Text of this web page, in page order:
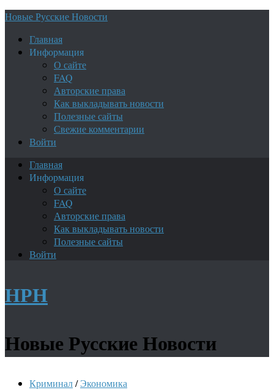
Новые Русские Новости
Главная
Информация
О сайте
FAQ
Авторские права
Как выкладывать новости
Полезные сайты
Свежие комментарии
Войти
Главная
Информация
О сайте
FAQ
Авторские права
Как выкладывать новости
Полезные сайты
Войти
НРН
Новые Русские Новости
Криминал/ Экономика